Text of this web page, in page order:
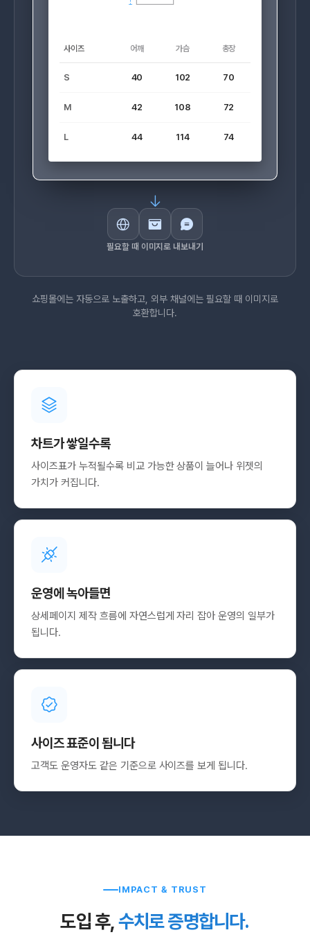
사이즈 어깨 가슴 총장
S 40 102 70
M 42 108 72
L 44 114 74
필요할 때 이미지로 내보내기
쇼핑몰에는 자동으로 노출하고, 외부 채널에는 필요할 때 이미지로
호환합니다.
차트가 쌓일수록
사이즈표가 누적될수록 비교 가능한 상품이 늘어나 위젯의
가치가 커집니다.
운영에 녹아들면
상세페이지 제작 흐름에 자연스럽게 자리 잡아 운영의 일부가
됩니다.
사이즈 표준이 됩니다
고객도 운영자도 같은 기준으로 사이즈를 보게 됩니다.
IMPACT & TRUST
도입 후,수치로 증명합니다.